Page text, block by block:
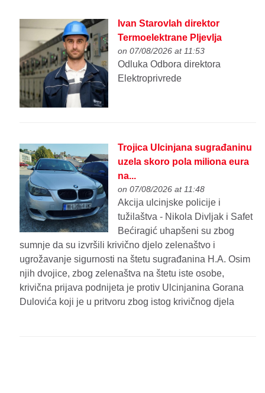
Ivan Starovlah direktor
Termoelektrane Pljevlja
on 07/08/2026 at 11:53
Odluka Odbora direktora
Elektroprivrede
Trojica Ulcinjana sugrađaninu
uzela skoro pola miliona eura
na...
on 07/08/2026 at 11:48
Akcija ulcinjske policije i
tužilaštva - Nikola Divljak i Safet
Bećiragić uhapšeni su zbog
sumnje da su izvršili krivično djelo zelenaštvo i
ugrožavanje sigurnosti na štetu sugrađanina H.A. Osim
njih dvojice, zbog zelenaštva na štetu iste osobe,
krivična prijava podnijeta je protiv Ulcinjanina Gorana
Dulovića koji je u pritvoru zbog istog krivičnog djela